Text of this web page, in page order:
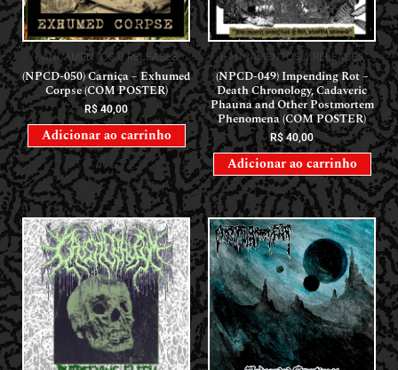
LANÇAMENTOS // RELEASES
(NPCD-050) Carniça – Exhumed
Corpse (COM POSTER)
R$40,00
Adicionar ao carrinho
LANÇAMENTOS // RELEASES
(NPCD-049) Impending Rot –
Death Chronology, Cadaveric
Phauna and Other Postmortem
Phenomena (COM POSTER)
R$40,00
Adicionar ao carrinho